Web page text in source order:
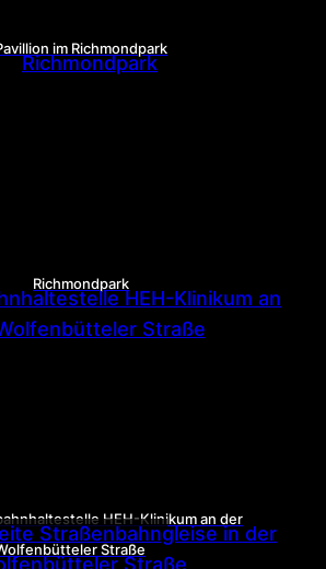
im Richmondpark
Richmondpark
HEH-Klinikum an der
Straße